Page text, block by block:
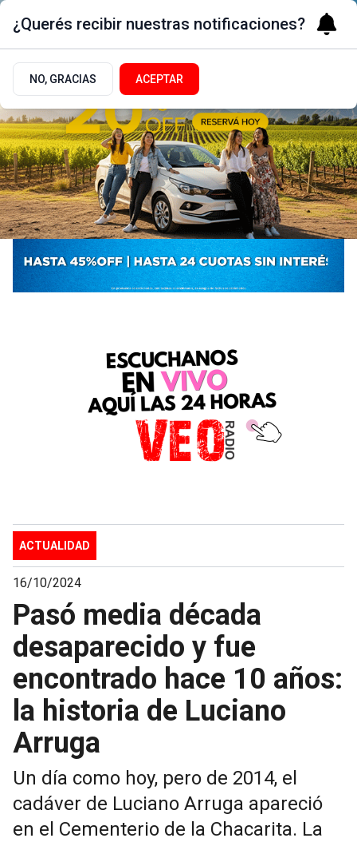
ACTUALIDAD
16/10/2024
Pasó media década
desaparecido y fue
encontrado hace 10 años:
la historia de Luciano
Arruga
Un día como hoy, pero de 2014, el
cadáver de Luciano Arruga apareció
en el Cementerio de la Chacarita. La
¿Querés recibir nuestras notificaciones?
NO, GRACIAS ACEPTAR